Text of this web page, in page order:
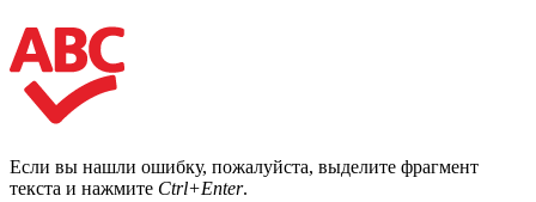
Если вы нашли ошибку, пожалуйста, выделите фрагмент
текста и нажмите Ctrl+Enter.